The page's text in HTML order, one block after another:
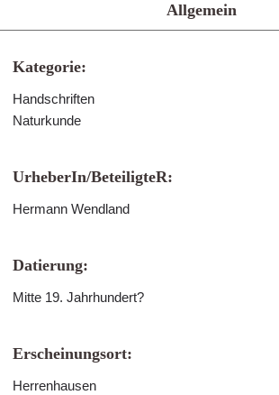
Allgemein
Kategorie:
Handschriften
Naturkunde
UrheberIn/BeteiligteR:
Hermann Wendland
Datierung:
Mitte 19. Jahrhundert?
Erscheinungsort:
Herrenhausen